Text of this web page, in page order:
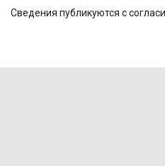
Сведения публикуются с